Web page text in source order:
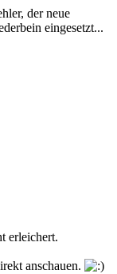
der neue
eingesetzt...
erleichert.
anschauen.